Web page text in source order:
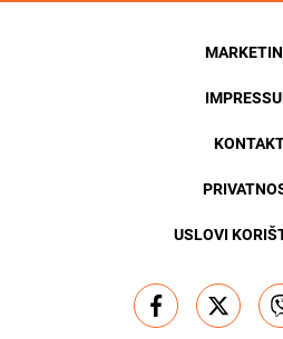
USLOVI